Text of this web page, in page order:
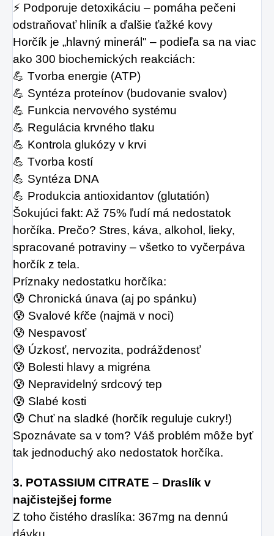
⚡ Podporuje detoxikáciu – pomáha pečeni
odstraňovať hliník a ďalšie ťažké kovy
Horčík je „hlavný minerál" – podieľa sa na viac
ako 300 biochemických reakciách:
💪 Tvorba energie (ATP)
💪 Syntéza proteínov (budovanie svalov)
💪 Funkcia nervového systému
💪 Regulácia krvného tlaku
💪 Kontrola glukózy v krvi
💪 Tvorba kostí
💪 Syntéza DNA
💪 Produkcia antioxidantov (glutatión)
Šokujúci fakt: Až 75% ľudí má nedostatok
horčíka. Prečo? Stres, káva, alkohol, lieky,
spracované potraviny – všetko to vyčerpáva
horčík z tela.
Príznaky nedostatku horčíka:
😰 Chronická únava (aj po spánku)
😰 Svalové kŕče (najmä v noci)
😰 Nespavosť
😰 Úzkosť, nervozita, podráždenosť
😰 Bolesti hlavy a migréna
😰 Nepravidelný srdcový tep
😰 Slabé kosti
😰 Chuť na sladké (horčík reguluje cukry!)
Spoznávate sa v tom? Váš problém môže byť
tak jednoduchý ako nedostatok horčíka.
3. POTASSIUM CITRATE – Draslík v
najčistejšej forme
Z toho čistého draslíka: 367mg na dennú